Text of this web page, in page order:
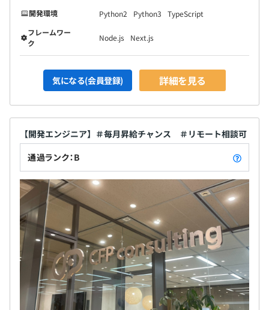
開発環境
Python2 Python3
TypeScript
フレームワー
ク
Node.js Next.js
気になる(会員登録) 詳細を見る
【開発エンジニア】＃毎月昇給チャンス ＃リモート相談可
通過ランク：B